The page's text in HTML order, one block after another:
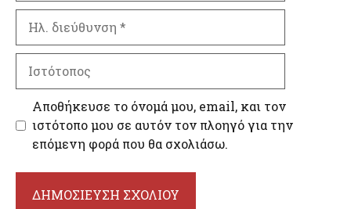
διεύθυνση
Αποθήκευσε το όνομά μου, email, και τον
ιστότοπο μου σε αυτόν τον πλοηγό για την
επόμενη φορά που θα σχολιάσω.